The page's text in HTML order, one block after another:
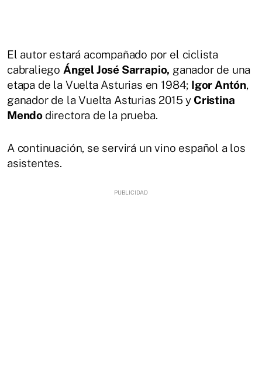
El autor estará acompañado por el ciclista
cabraliego Ángel José Sarrapio, ganador de una
etapa de la Vuelta Asturias en 1984; Igor Antón,
ganador de la Vuelta Asturias 2015 y Cristina
Mendo directora de la prueba.
A continuación, se servirá un vino español a los
asistentes.